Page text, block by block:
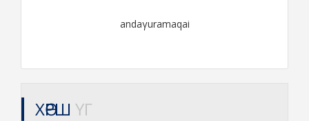
andaγuramaqai
ХӨРШ ҮГ